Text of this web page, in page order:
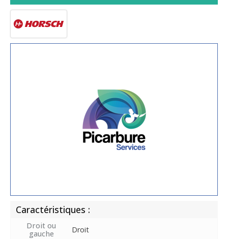
Caractéristiques :
Droit ou
gauche
Droit